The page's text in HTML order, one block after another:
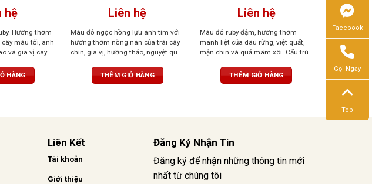
hệ
Hương thơm
màu tối, anh
và gia vị cay.
trái cây và các
phú, mạnh
HÀNG
Liên hệ
Màu đỏ ngọc hồng lựu ánh tím với
hương thơm nồng nàn của trái cây
chín, gia vị, hương thảo, nguyệt quế,
tinh tế, tròn trịa, bền bỉ và tannin
mượt mà.
THÊM GIỎ HÀNG
Liên hệ
Màu đỏ ruby đậm, hương thơm
mãnh liệt của dâu rừng, việt quất,
mận chín và quả mâm xôi. Cấu trúc
trịa và hậu vị ấn tượng trong vòm
THÊM GIỎ HÀNG
Liên Kết
Tài khoản
Giới thiệu
Đăng Ký Nhận Tin
Đăng ký để nhận những thông tin mới
nhất từ chúng tôi
Facebook
Gọi Ngay
Top